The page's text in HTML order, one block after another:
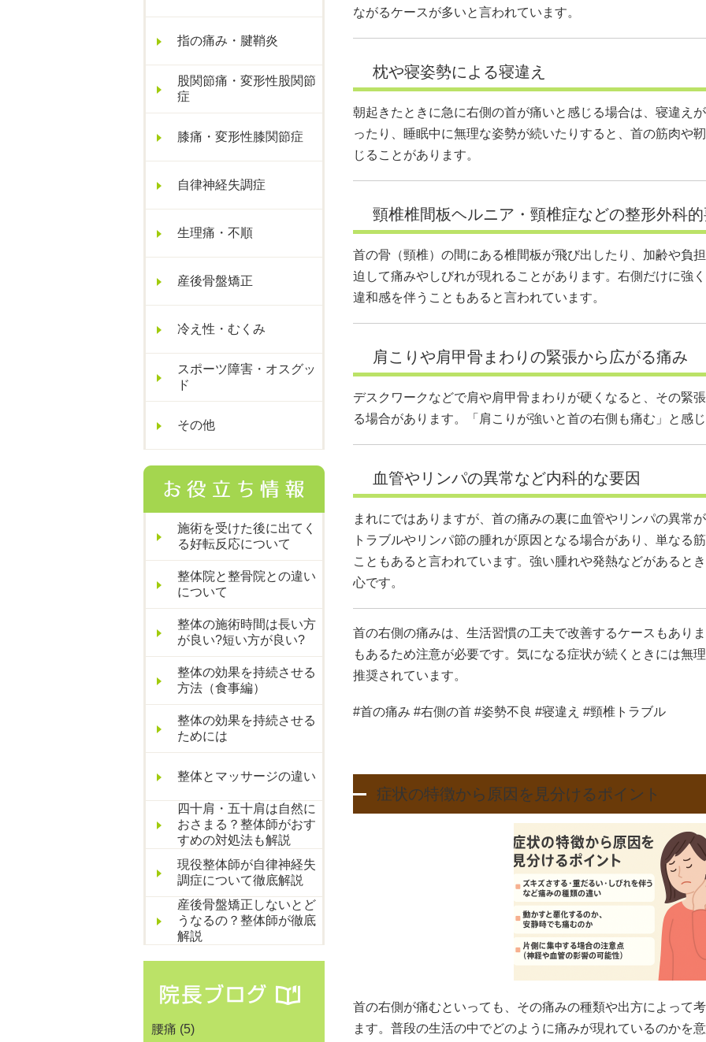
指の痛み・腱鞘炎
股関節痛・変形性股関節
症
膝痛・変形性膝関節症
自律神経失調症
生理痛・不順
産後骨盤矯正
冷え性・むくみ
スポーツ障害・オスグッ
ド
その他
施術を受けた後に出てく
る好転反応について
整体院と整骨院との違い
について
整体の施術時間は長い方
が良い?短い方が良い?
整体の効果を持続させる
方法（食事編）
整体の効果を持続させる
ためには
整体とマッサージの違い
四十肩・五十肩は自然に
おさまる？整体師がおす
すめの対処法も解説
現役整体師が自律神経失
調症について徹底解説
産後骨盤矯正しないとど
うなるの？整体師が徹底
解説
腰痛 (5)
ながるケースが多いと言われています。
枕や寝姿勢による寝違え
朝起きたときに急に右側の首が痛いと感じる場合は、寝違え
ったり、睡眠中に無理な姿勢が続いたりすると、首の筋肉や
じることがあります。
頸椎椎間板ヘルニア・頸椎症などの整形外科
首の骨（頸椎）の間にある椎間板が飛び出したり、加齢や負
迫して痛みやしびれが現れることがあります。右側だけに強
違和感を伴うこともあると言われています。
肩こりや肩甲骨まわりの緊張から広がる痛み
デスクワークなどで肩や肩甲骨まわりが硬くなると、その緊
る場合があります。「肩こりが強いと首の右側も痛む」と感
血管やリンパの異常など内科的な要因
まれにではありますが、首の痛みの裏に血管やリンパの異常
トラブルやリンパ節の腫れが原因となる場合があり、単なる
こともあると言われています。強い腫れや発熱などがあると
心です。
首の右側の痛みは、生活習慣の工夫で改善するケースもあり
もあるため注意が必要です。気になる症状が続くときには無
推奨されています。
#首の痛み #右側の首 #姿勢不良 #寝違え #頸椎トラブル
症状の特徴から原因を見分けるポイント
首の右側が痛むといっても、その痛みの種類や出方によって
ます。普段の生活の中でどのように痛みが現れているのかを